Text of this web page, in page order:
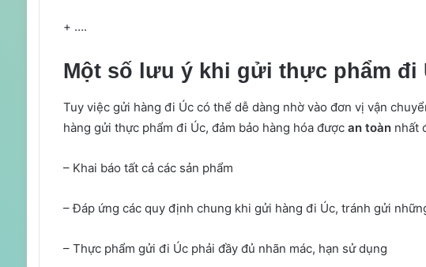
+ ….
Một số lưu ý khi gửi thực phẩm đi
Tuy việc gửi hàng đi Úc có thể dễ dàng nhờ vào đơn vị vận
hàng gửi thực phẩm đi Úc, đảm bảo hàng hóa được an toànnhất
– Khai báo tất cả các sản phẩm
– Đáp ứng các quy định chung khi gửi hàng đi Úc, tránh gửi
– Thực phẩm gửi đi Úc phải đầy đủ nhãn mác, hạn sử dụng